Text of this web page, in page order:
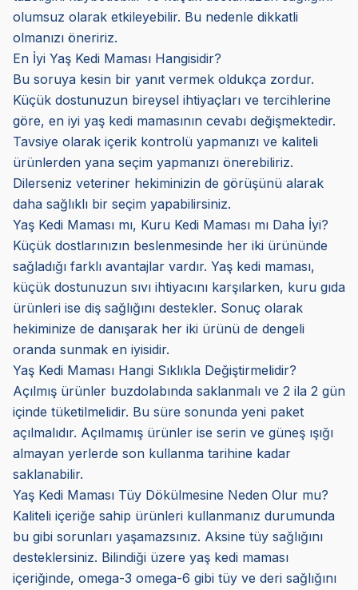
olumsuz olarak etkileyebilir. Bu nedenle dikkatli
olmanızı öneririz.
En İyi Yaş Kedi Maması Hangisidir?
Bu soruya kesin bir yanıt vermek oldukça zordur.
Küçük dostunuzun bireysel ihtiyaçları ve tercihlerine
göre, en iyi yaş kedi mamasının cevabı değişmektedir.
Tavsiye olarak içerik kontrolü yapmanızı ve kaliteli
ürünlerden yana seçim yapmanızı önerebiliriz.
Dilerseniz veteriner hekiminizin de görüşünü alarak
daha sağlıklı bir seçim yapabilirsiniz.
Yaş Kedi Maması mı, Kuru Kedi Maması mı Daha İyi?
Küçük dostlarınızın beslenmesinde her iki ürününde
sağladığı farklı avantajlar vardır. Yaş kedi maması,
küçük dostunuzun sıvı ihtiyacını karşılarken, kuru gıda
ürünleri ise diş sağlığını destekler. Sonuç olarak
hekiminize de danışarak her iki ürünü de dengeli
oranda sunmak en iyisidir.
Yaş Kedi Maması Hangi Sıklıkla Değiştirmelidir?
Açılmış ürünler buzdolabında saklanmalı ve 2 ila 2 gün
içinde tüketilmelidir. Bu süre sonunda yeni paket
açılmalıdır. Açılmamış ürünler ise serin ve güneş ışığı
almayan yerlerde son kullanma tarihine kadar
saklanabilir.
Yaş Kedi Maması Tüy Dökülmesine Neden Olur mu?
Kaliteli içeriğe sahip ürünleri kullanmanız durumunda
bu gibi sorunları yaşamazsınız. Aksine tüy sağlığını
desteklersiniz. Bilindiği üzere yaş kedi maması
içeriğinde, omega-3 omega-6 gibi tüy ve deri sağlığını